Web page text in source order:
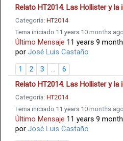
Relato HT2014. Las Hollister y la
Categoría: HT2014
Tema iniciado 11 years 10 months
Último Mensaje 11 years 9
por José Luis Castaño
1
2 3 ...
6
Relato HT2014. Las Hollister y la
Categoría: HT2014
Tema iniciado 11 years 10 months
Último Mensaje 11 years 9
por José Luis Castaño